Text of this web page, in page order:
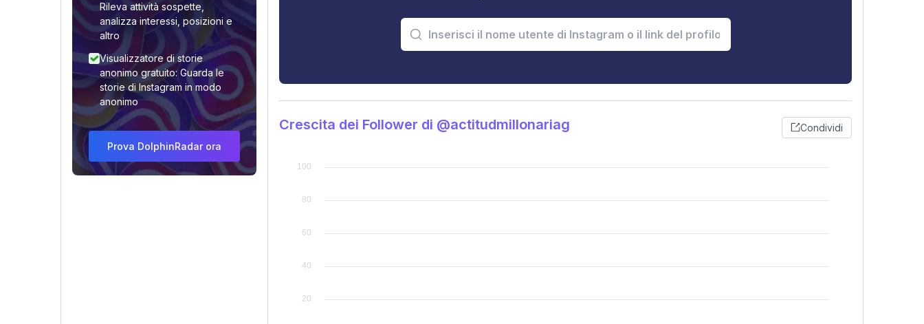
Rileva attività sospette,
analizza interessi, posizioni e
altro
Visualizzatore di storie
anonimo gratuito: Guarda le
storie di Instagram in modo
anonimo
Prova DolphinRadar ora
Crescita dei Follower di @actitudmillonariag Condividi